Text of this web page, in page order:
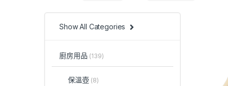
Show All Categories
廚房用品 (139)
保溫壺 (8)